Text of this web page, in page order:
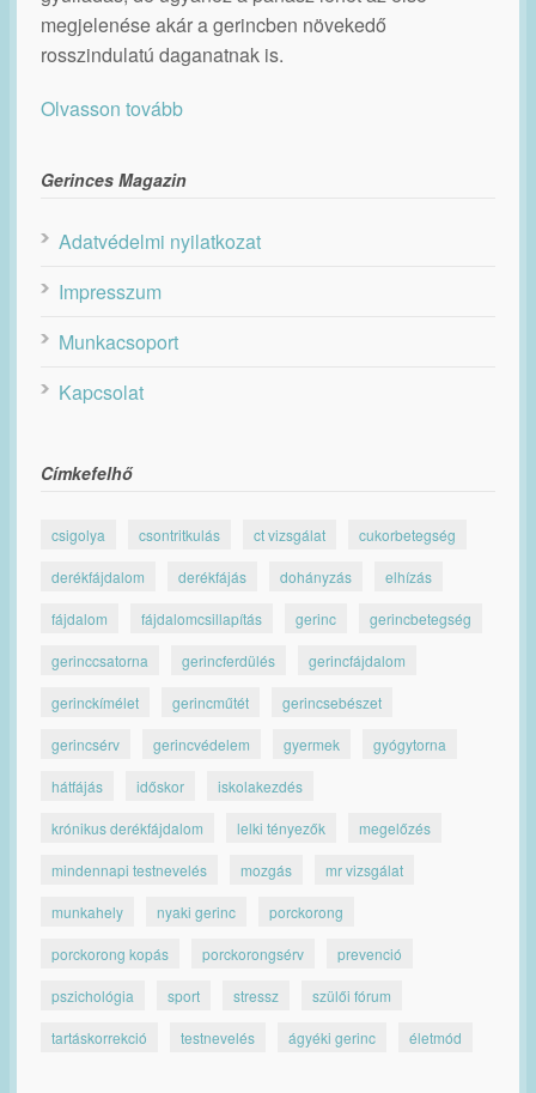
megjelenése akár a gerincben növekedő
rosszindulatú daganatnak is.
Olvasson tovább
Gerinces Magazin
Adatvédelmi nyilatkozat
Impresszum
Munkacsoport
Kapcsolat
Címkefelhő
csigolya csontritkulás ct vizsgálat cukorbetegség
derékfájdalom derékfájás dohányzás elhízás
fájdalom fájdalomcsillapítás gerinc gerincbetegség
gerinccsatorna gerincferdülés gerincfájdalom
gerinckímélet gerincműtét gerincsebészet
gerincsérv gerincvédelem gyermek gyógytorna
hátfájás időskor iskolakezdés
krónikus derékfájdalom lelki tényezők megelőzés
mindennapi testnevelés mozgás mr vizsgálat
munkahely nyaki gerinc porckorong
porckorong kopás porckorongsérv prevenció
pszichológia sport stressz szülői fórum
tartáskorrekció testnevelés ágyéki gerinc életmód